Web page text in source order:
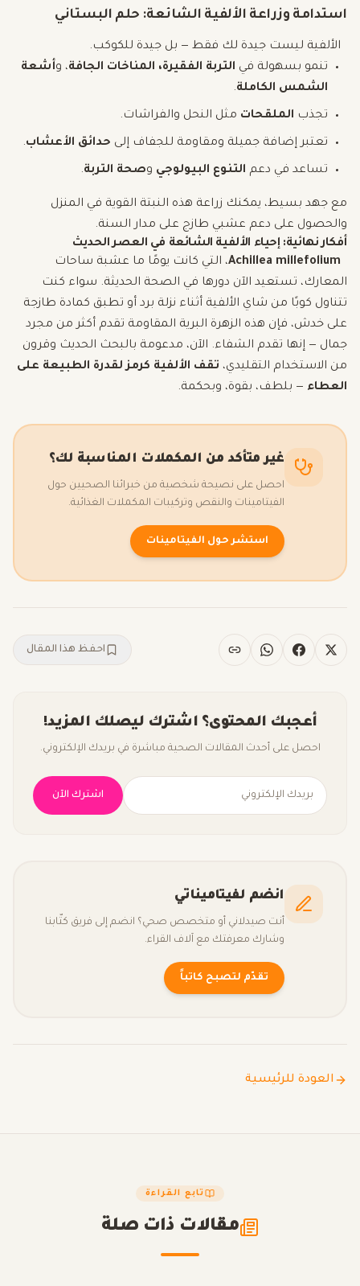
استدامة وزراعة الألفية الشائعة: حلم البستاني
الألفية ليست جيدة لك فقط — بل جيدة للكوكب.
تنمو بسهولة في التربة الفقيرة، المناخات الجافة، وأشعة
الشمس الكاملة.
تجذب الملقحات مثل النحل والفراشات.
تعتبر إضافة جميلة ومقاومة للجفاف إلى حدائق الأعشاب.
تساعد في دعم التنوع البيولوجي وصحة التربة.
مع جهد بسيط، يمكنك زراعة هذه النبتة القوية في المنزل
والحصول على دعم عشبي طازج على مدار السنة.
أفكار نهائية: إحياء الألفية الشائعة في العصر الحديث
Achillea millefolium، التي كانت يومًا ما عشبة ساحات
المعارك، تستعيد الآن دورها في الصحة الحديثة. سواء كنت
تتناول كوبًا من شاي الألفية أثناء نزلة برد أو تطبق كمادة طازجة
على خدش، فإن هذه الزهرة البرية المقاومة تقدم أكثر من مجرد
جمال — إنها تقدم الشفاء. الآن، مدعومة بالبحث الحديث وقرون
من الاستخدام التقليدي، تقف الألفية كرمز لقدرة الطبيعة على
العطاء — بلطف، بقوة، وبحكمة.
غير متأكد من المكملات المناسبة لك؟
احصل على نصيحة شخصية من خبرائنا الصحيين حول
الفيتامينات والنقص وتركيبات المكملات الغذائية.
استشر حول الفيتامينات
احفظ هذا المقال
أعجبك المحتوى؟ اشترك ليصلك المزيد!
احصل على أحدث المقالات الصحية مباشرة في بريدك الإلكتروني.
اشترك الآن
انضم لفيتاميناتي
أنت صيدلاني أو متخصص صحي؟ انضم إلى فريق كتّابنا
وشارك معرفتك مع آلاف القراء.
تقدّم لتصبح كاتباً
العودة للرئيسية
تابع القراءة
مقالات ذات صلة